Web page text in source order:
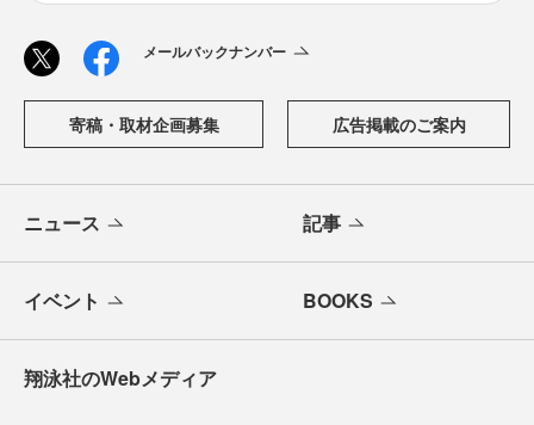
メールバックナンバー
寄稿・取材企画募集 広告掲載のご案内
ニュース 記事
イベント BOOKS
翔泳社のWebメディア